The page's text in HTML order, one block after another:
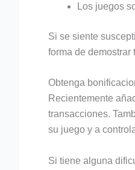
Los juegos
Si se siente
forma de
Obtenga
Recientemente
transacciones.
su juego y a
Si tiene alguna